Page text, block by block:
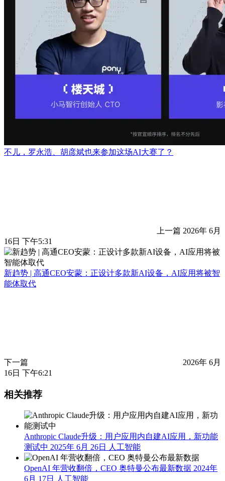
不儿，罗永浩、胡彦斌也来参加这场AI大赛了？
上一篇 2026年 6月
16日 下午5:31
新趋势 | 高通CEO安蒙：正设计多款新AI设备，AI应用将被智
能体取代
下一篇
2026年 6月
16日 下午6:21
相关推荐
Anthropic Claude升级：用户应用内自建AI应用，新功能
测试中 2025年 6月 26日 人工智能
OpenAI 年营收翻倍，CEO 奥特曼公布最新数据 2024年
6月 17日
人工智能